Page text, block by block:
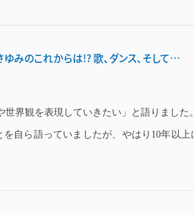
みのこれからは!? 歌、ダンス、そして…
世界観を表現していきたい」と語りました
自ら語っていましたが、やはり10年以上